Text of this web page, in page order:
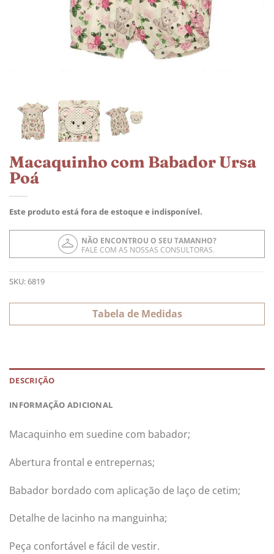
Macaquinho com Babador Ursa
Poá
Este produto está fora de estoque e indisponível.
NÃO ENCONTROU O SEU TAMANHO?
FALE COM AS NOSSAS CONSULTORAS.
SKU:6819
Tabela de Medidas
DESCRIÇÃO
INFORMAÇÃO ADICIONAL
Macaquinho em suedine com babador;
Abertura frontal e entrepernas;
Babador bordado com aplicação de laço de cetim;
Detalhe de lacinho na manguinha;
Peça confortável e fácil de vestir.